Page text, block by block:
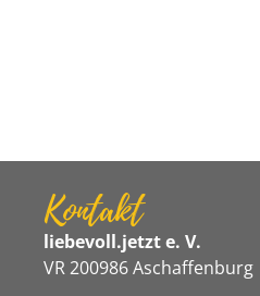
Kontakt
liebevoll.jetzt e. V.
VR 200986 Aschaffenburg